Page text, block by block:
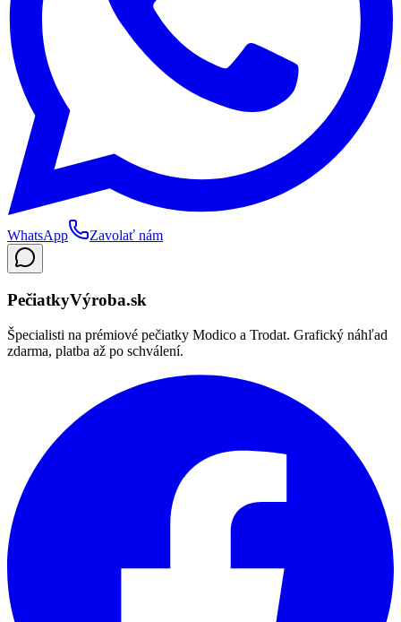
WhatsApp Zavolať nám
PečiatkyVýroba.sk
Špecialisti na prémiové pečiatky Modico a Trodat. Grafický náhľad
zdarma, platba až po schválení.